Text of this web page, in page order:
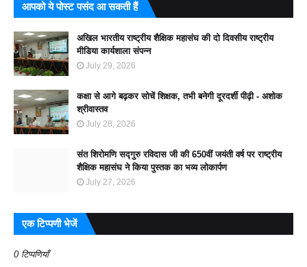
आपको ये पोस्ट पसंद आ सकती हैं
अखिल भारतीय राष्ट्रीय शैक्षिक महासंघ की दो दिवसीय राष्ट्रीय
मीडिया कार्यशाला संपन्न
July 29, 2026
कक्षा से आगे बढ़कर सोचें शिक्षक, तभी बनेगी दूरदर्शी पीढ़ी - अशोक
श्रीवास्तव
July 28, 2026
संत शिरोमणि सद्गुरु रविदास जी की 650वीं जयंती वर्ष पर राष्ट्रीय
शैक्षिक महासंघ ने किया पुस्तक का भव्य लोकार्पण
July 27, 2026
एक टिप्पणी भेजें
0 टिप्पणियाँ